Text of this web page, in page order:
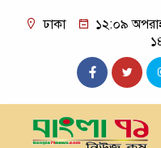
ঢাকা
১২:০৯